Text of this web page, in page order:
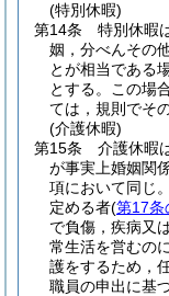
(特別休暇)
第14条
特別休暇
姻，分べんその
とが相当である
とする。
この場
ては，規則でそ
(介護休暇)
第15条
介護休暇
が事実上婚姻関
項において同じ
定める者(第17条
で負傷，疾病又
常生活を営むの
護をするため，
職員の申出に基